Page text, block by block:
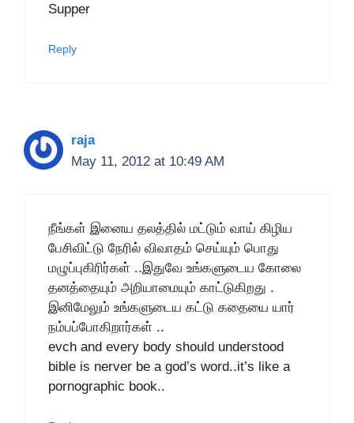
Supper
Reply
raja
May 11, 2012 at 10:49 AM
நீங்கள் இனைய தலத்தில் மட்டும் வாய் கிழிய
பேசிவிட்டு நேரில் விவாதம் செய்யும் பொது
மழுப்புகிரிர்கள் ..இதுவே உங்களுடைய கோலை
தனத்தையும் அறியாமையும் காட்டுகிறது .
இனிமேலும் உங்களுடைய கட்டு கதையை யார்
நம்பப்போகிறார்கள் ..
evch and every body should understood
bible is nerver be a god’s word..it’s like a
pornographic book..